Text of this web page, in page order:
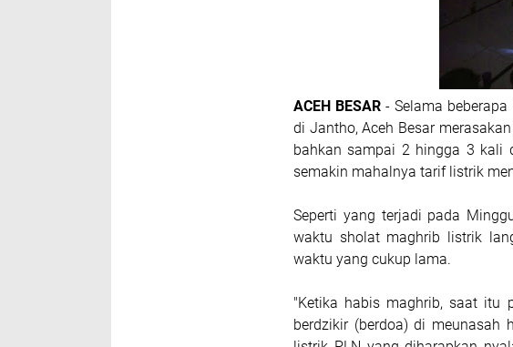
ACEH BESAR - Selama
di Jantho, Aceh Besar
bahkan sampai 2 hingga 3 kali
semakin mahalnya tarif listrik
Seperti yang terjadi pada
waktu sholat maghrib listrik
waktu yang cukup lama.
"Ketika habis maghrib, saat itu
berdzikir (berdoa) di meunasah